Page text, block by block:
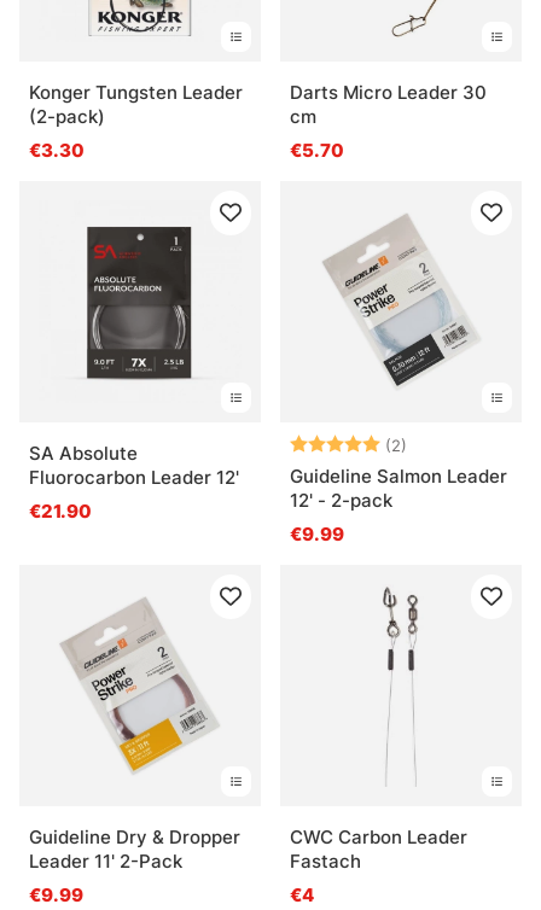
Konger Tungsten Leader
(2-pack)
€3.30
Darts Micro Leader 30
cm
€5.70
SA Absolute
Fluorocarbon Leader 12'
€21.90
Note: (2)
Guideline Salmon Leader
12' - 2-pack
€9.99
Guideline Dry & Dropper
Leader 11' 2-Pack
€9.99
CWC Carbon Leader
Fastach
€4